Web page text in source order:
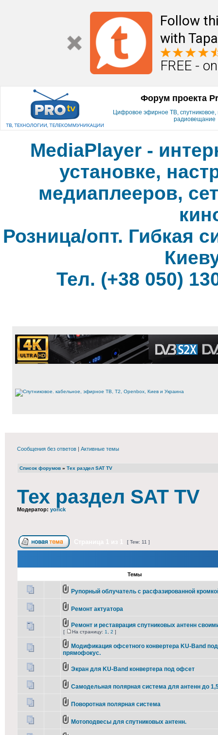
Follow
with
FREE -
Форум проекта
Цифровое эфирное ТВ, спутниковое,
радиовещание
MediaPlayer -
установке,
медиаплееров,
Розница/опт. Гибкая
Тел. (+38 050)
Сообщения без ответов | Активные темы
Список форумов » Тех раздел SAT TV
Тех раздел SAT TV
Модератор: yorick
[ Тем: 11 ]
Темы
Рупорный облучатель с расфазированной
Ремонт актуатора
Ремонт и реставрация спутниковых антенн
[ На страницу: 1 2 ]
Модификация офсетного конвертера KU-Band под
прямофокус.
Экран для KU-Band конвертера под офсет
Самодельная полярная система для антенн до
Поворотная полярная система
Мотоподвесы для спутниковых антенн.